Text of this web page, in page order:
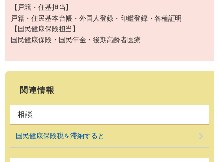
【戸籍・住基担当】
戸籍・住民基本台帳・外国人登録・印鑑登録・各種証明
【国民健康保険担当】
国民健康保険・国民年金・後期高齢者医療
関連情報
相談
国民健康保険税を滞納すると